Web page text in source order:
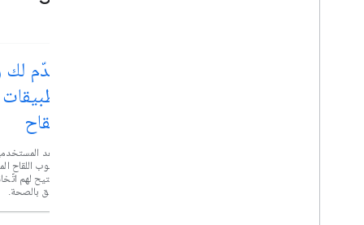
نقدّم
اللقاح
ساعِد
وحبوب اللقاح
ما يتيح لهم
يتعلّق بالصحة.